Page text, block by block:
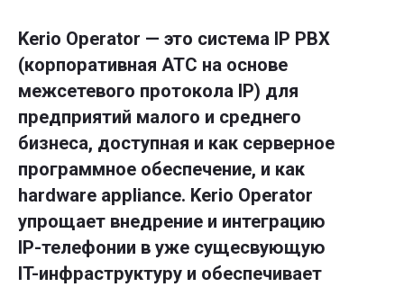
Kerio Operator — это система IP PBX
(корпоративная АТС на основе
межсетевого протокола IP) для
предприятий малого и среднего
бизнеса, доступная и как серверное
программное обеспечение, и как
hardware appliance. Kerio Operator
упрощает внедрение и интеграцию
IP-телефонии в уже сущесвующую
IT-инфраструктуру и обеспечивает